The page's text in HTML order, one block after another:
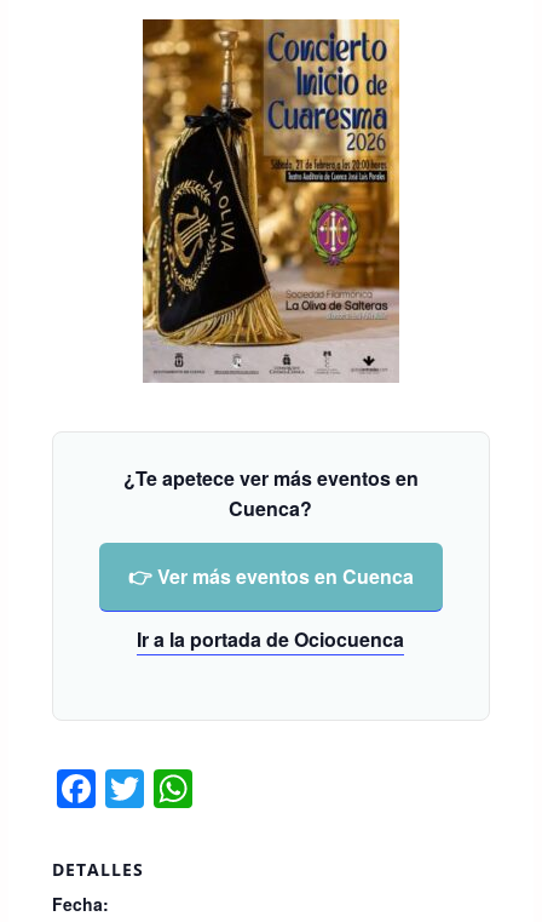
¿Te apetece ver más eventos en
Cuenca?
👉 Ver más eventos en Cuenca
Ir a la portada de Ociocuenca
F
c
e
T W
DETALLES
Fecha: